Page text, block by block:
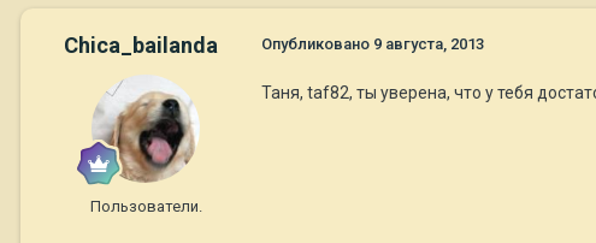
Chica_bailanda
Пользователи.
Опубликовано 9 августа, 2013
Таня, taf82, ты уверена, что у тебя